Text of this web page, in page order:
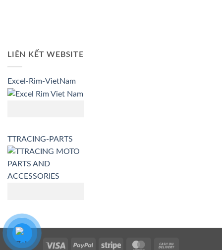
LIÊN KẾT WEBSITE
Excel-Rim-VietNam
TTRACING-PARTS
Visa PayPal Stripe MasterCard